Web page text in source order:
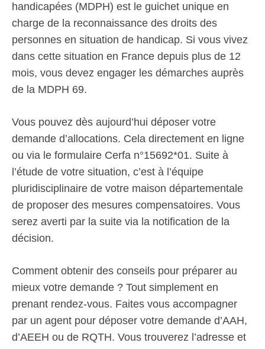
handicapées (MDPH) est le guichet unique en
charge de la reconnaissance des droits des
personnes en situation de handicap. Si vous vivez
dans cette situation en France depuis plus de 12
mois, vous devez engager les démarches auprès
de la MDPH 69.
Vous pouvez dès aujourd’hui déposer votre
demande d’allocations. Cela directement en ligne
ou via le formulaire Cerfa n°15692*01. Suite à
l’étude de votre situation, c’est à l’équipe
pluridisciplinaire de votre maison départementale
de proposer des mesures compensatoires. Vous
serez averti par la suite via la notification de la
décision.
Comment obtenir des conseils pour préparer au
mieux votre demande ? Tout simplement en
prenant rendez-vous. Faites vous accompagner
par un agent pour déposer votre demande d’AAH,
d’AEEH ou de RQTH. Vous trouverez l’adresse et